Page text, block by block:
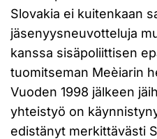
Slovakia ei kuitenkaan
jäsenyysneuvotteluja
kanssa sisäpoliittisen
tuomitseman Meèiarin
Vuoden 1998 jälkeen
yhteistyö on
edistänyt merkittävästi